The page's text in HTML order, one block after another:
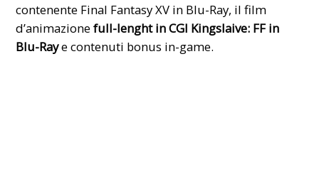
contenente Final Fantasy XV in Blu-Ray, il film
d’animazionefull-lenght in CGI Kingslaive: FF in
Blu-Raye contenuti bonus in-game.